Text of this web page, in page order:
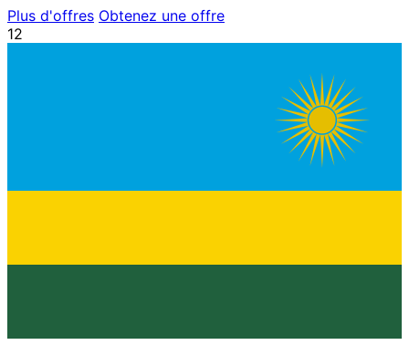
Plus d'offres Obtenez une offre
12